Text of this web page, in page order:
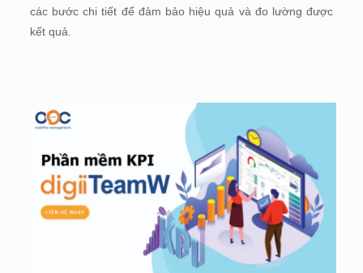
các bước chi tiết để đảm bảo hiệu quả và đo lường được
kết quả.